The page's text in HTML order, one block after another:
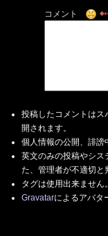
コメント
投稿したコメントはス
開されます。
個人情報の公開、誹謗
英文のみの投稿やシス
た、管理者が不適切と
タグは使用出来ません。
Gravatarによるアバタ